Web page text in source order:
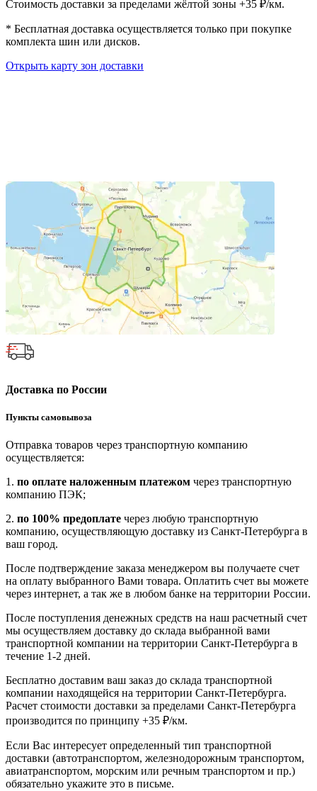
Стоимость доставки за пределами жёлтой зоны +35 ₽/км.
* Бесплатная доставка осуществляется только при покупке
комплекта шин или дисков.
Открыть карту зон доставки
Доставка по России
Пункты самовывоза
Отправка товаров через транспортную компанию
осуществляется:
1. по оплате наложенным платежом через транспортную
компанию ПЭК;
2. по 100% предоплате через любую транспортную
компанию, осуществляющую доставку из Санкт-Петербурга в
ваш город.
После подтверждение заказа менеджером вы получаете счет
на оплату выбранного Вами товара. Оплатить счет вы можете
через интернет, а так же в любом банке на территории России.
После поступления денежных средств на наш расчетный счет
мы осуществляем доставку до склада выбранной вами
транспортной компании на территории Санкт-Петербурга в
течение 1-2 дней.
Бесплатно доставим ваш заказ до склада транспортной
компании находящейся на территории Санкт-Петербурга.
Расчет стоимости доставки за пределами Санкт-Петербурга
производится по принципу +35 ₽/км.
Если Вас интересует определенный тип транспортной
доставки (автотранспортом, железнодорожным транспортом,
авиатранспортом, морским или речным транспортом и пр.)
обязательно укажите это в письме.